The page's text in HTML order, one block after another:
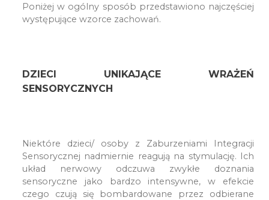
Poniżej w ogólny sposób przedstawiono najczęściej
występujące wzorce zachowań.
DZIECI UNIKAJĄCE WRAŻEŃ
SENSORYCZNYCH
Niektóre dzieci/ osoby z Zaburzeniami Integracji
Sensorycznej nadmiernie reagują na stymulację. Ich
układ nerwowy odczuwa zwykłe doznania
sensoryczne jako bardzo intensywne, w efekcie
czego czują się bombardowane przez odbierane